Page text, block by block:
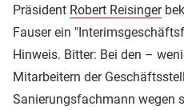
Präsident Robert Reisinger
Fauser ein
Hinweis. Bitter: Bei den –
Mitarbeitern der
Sanierungsfachmann wegen